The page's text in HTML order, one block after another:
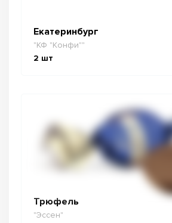
Екатеринбург
"КФ "Конфи""
2 шт
Трюфель
"Эссен"